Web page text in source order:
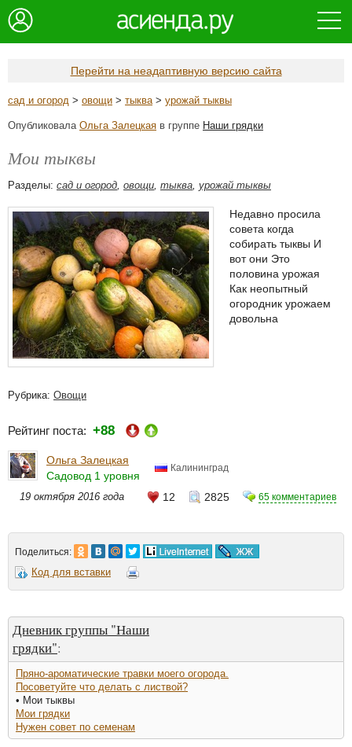
Перейти на неадаптивную версию сайта
сад и огород > овощи > тыква> урожай тыквы
Опубликовала Ольга Залецкая в группе Наши грядки
Мои тыквы
Разделы: сад и огород, овощи, тыква, урожай тыквы
Недавно просила
совета когда
собирать тыквы И
вот они Это
половина урожая
Как неопытный
огородник урожаем
довольна
Рубрика: Овощи
Рейтинг поста: +88
Ольга Залецкая
Садовод 1 уровня
Калининград
19 октября 2016 года 12 2825 65 комментариев
Поделиться:
Код для вставки
Дневник группы "Наши
грядки":
Пряно-ароматические травки моего огорода.
Посоветуйте что делать с листвой?
• Мои тыквы
Мои грядки
Нужен совет по семенам